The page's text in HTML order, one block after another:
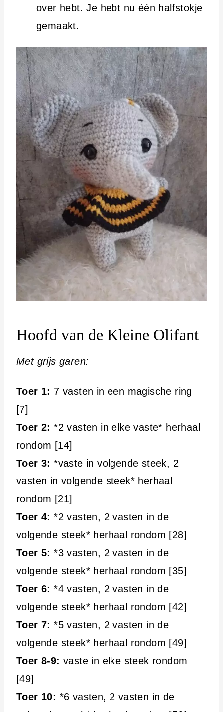
over hebt. Je hebt nu één halfstokje
gemaakt.
Hoofd van de Kleine Olifant
Met grijs garen:
Toer 1: 7 vasten in een magische ring
[7]
Toer 2:*2 vasten in elke vaste* herhaal
rondom [14]
Toer 3:*vaste in volgende steek, 2
vasten in volgende steek* herhaal
rondom [21]
Toer 4:*2 vasten, 2 vasten in de
volgende steek* herhaal rondom [28]
Toer 5:*3 vasten, 2 vasten in de
volgende steek* herhaal rondom [35]
Toer 6:*4 vasten, 2 vasten in de
volgende steek* herhaal rondom [42]
Toer 7:*5 vasten, 2 vasten in de
volgende steek* herhaal rondom [49]
Toer 8-9: vaste in elke steek rondom
[49]
Toer 10: *6 vasten, 2 vasten in de